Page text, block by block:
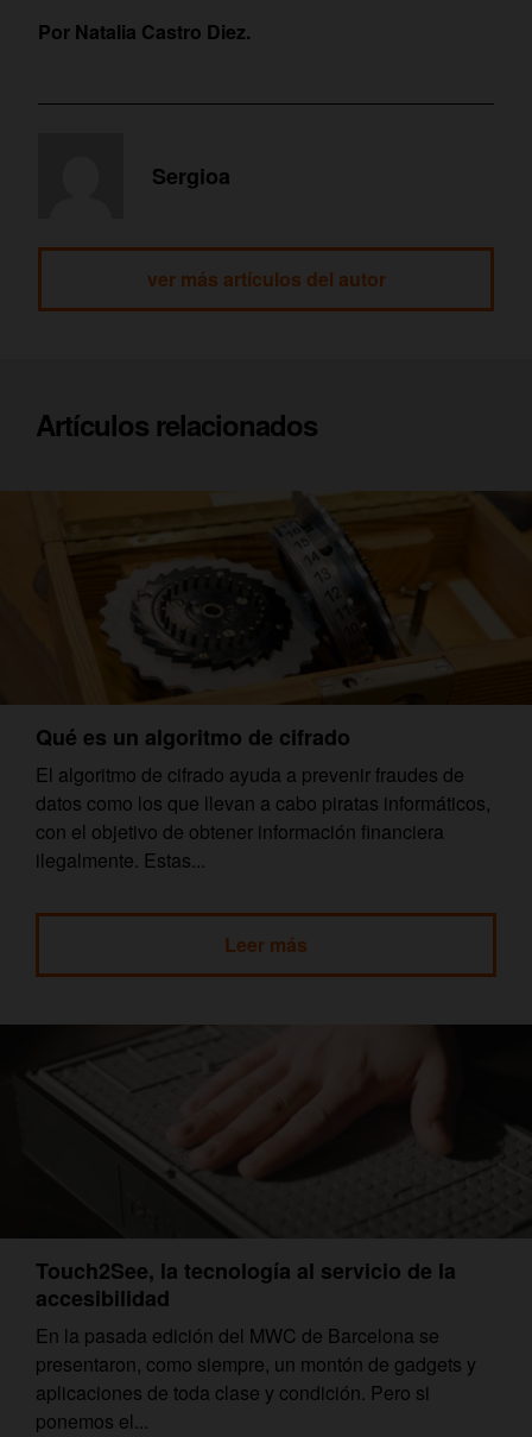
‍Por Natalia Castro Diez.
Sergioa
ver más artículos del autor
Artículos relacionados
Qué es un algoritmo de cifrado
El algoritmo de cifrado ayuda a prevenir fraudes de
datos como los que llevan a cabo piratas informáticos,
con el objetivo de obtener información financiera
ilegalmente. Estas...
Leer más
Touch2See, la tecnología al servicio de la
accesibilidad
En la pasada edición del MWC de Barcelona se
presentaron, como siempre, un montón de gadgets y
aplicaciones de toda clase y condición. Pero si
ponemos el...